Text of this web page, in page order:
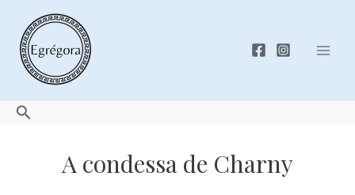
content
Search
A condessa de Charny